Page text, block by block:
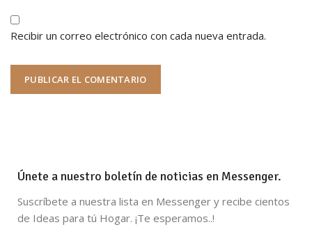
Recibir un correo electrónico con cada nueva entrada.
Únete a nuestro boletín de noticias en Messenger.
Suscríbete a nuestra lista en Messenger y recibe cientos
de Ideas para tú Hogar. ¡Te esperamos..!